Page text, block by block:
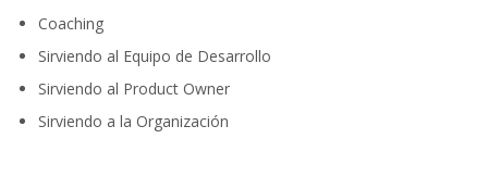
Coaching
Sirviendo al Equipo de Desarrollo
Sirviendo al Product Owner
Sirviendo a la Organización